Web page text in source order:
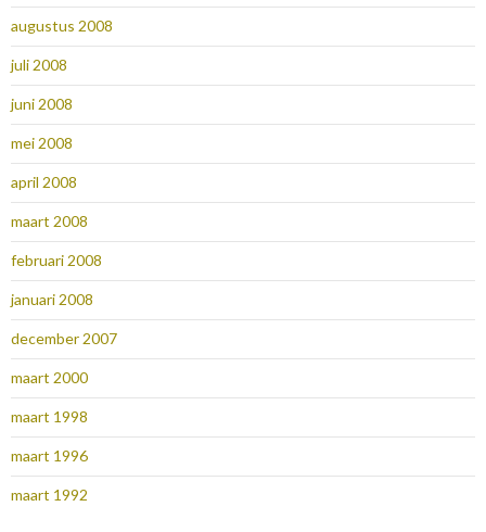
augustus 2008
juli 2008
juni 2008
mei 2008
april 2008
maart 2008
februari 2008
januari 2008
december 2007
maart 2000
maart 1998
maart 1996
maart 1992